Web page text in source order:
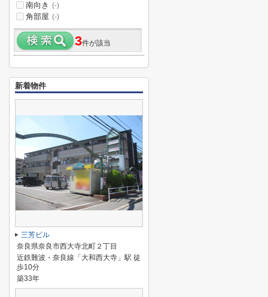
南向き (-)
角部屋 (-)
3件が該当
新着物件
三芳ビル
奈良県奈良市西大寺北町２丁目
近鉄難波・奈良線「大和西大寺」駅 徒
歩10分
築33年